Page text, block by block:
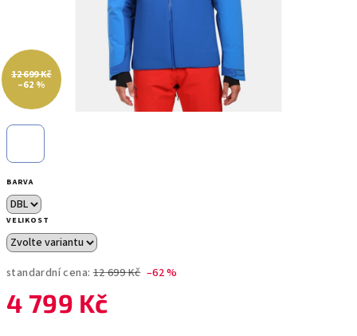
BARVA
VELIKOST
standardní cena: 12 699 Kč –62 %
4 799 Kč
12 699 Kč
–62 %